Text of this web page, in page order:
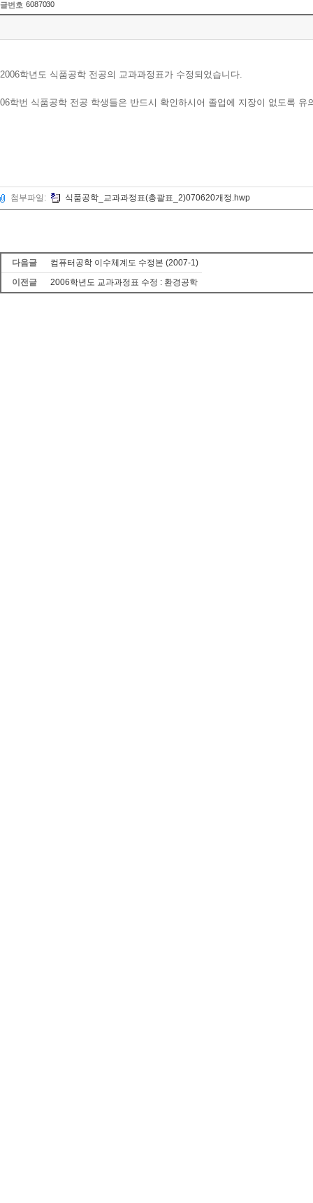
글번호 6087030
2006학년도 식품공학 전공의 교과과정표가 수정되었습니다.
06학번 식품공학 전공 학생들은 반드시 확인하시어 졸업에 지장이 없도록 유
첨부파일: 식품공학_교과과정표(총괄표_2)070620개정.hwp
다음글
컴퓨터공학 이수체계도 수정본 (2007-1)
이전글
2006학년도 교과과정표 수정 : 환경공학